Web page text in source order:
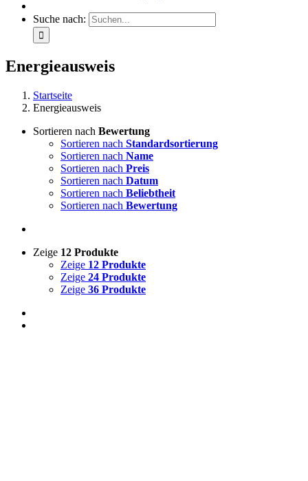
Suche nach:
Energieausweis
Startseite
Energieausweis
Sortieren nach Bewertung
Sortieren nach Standardsortierung
Sortieren nach Name
Sortieren nach Preis
Sortieren nach Datum
Sortieren nach Beliebtheit
Sortieren nach Bewertung
Zeige 12 Produkte
Zeige 12 Produkte
Zeige 24 Produkte
Zeige 36 Produkte